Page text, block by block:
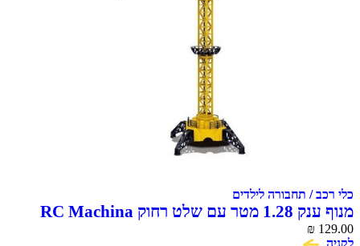
כלי רכב / תחבורה לילדים
מנוף ענק 1.28 מטר עם שלט רחוק RC Machina
Crane
₪ 129.00